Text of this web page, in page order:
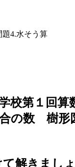
題4.水そう算
校第１回
の数 樹形
解きましょ